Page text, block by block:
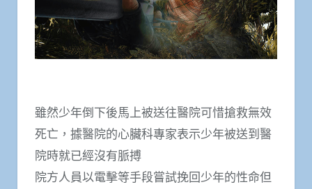
雖然少年倒下後馬上被送往醫院可惜搶救無效
死亡，據醫院的心臟科專家表示少年被送到醫
院時就已經沒有脈搏
院方人員以電擊等手段嘗試挽回少年的性命但